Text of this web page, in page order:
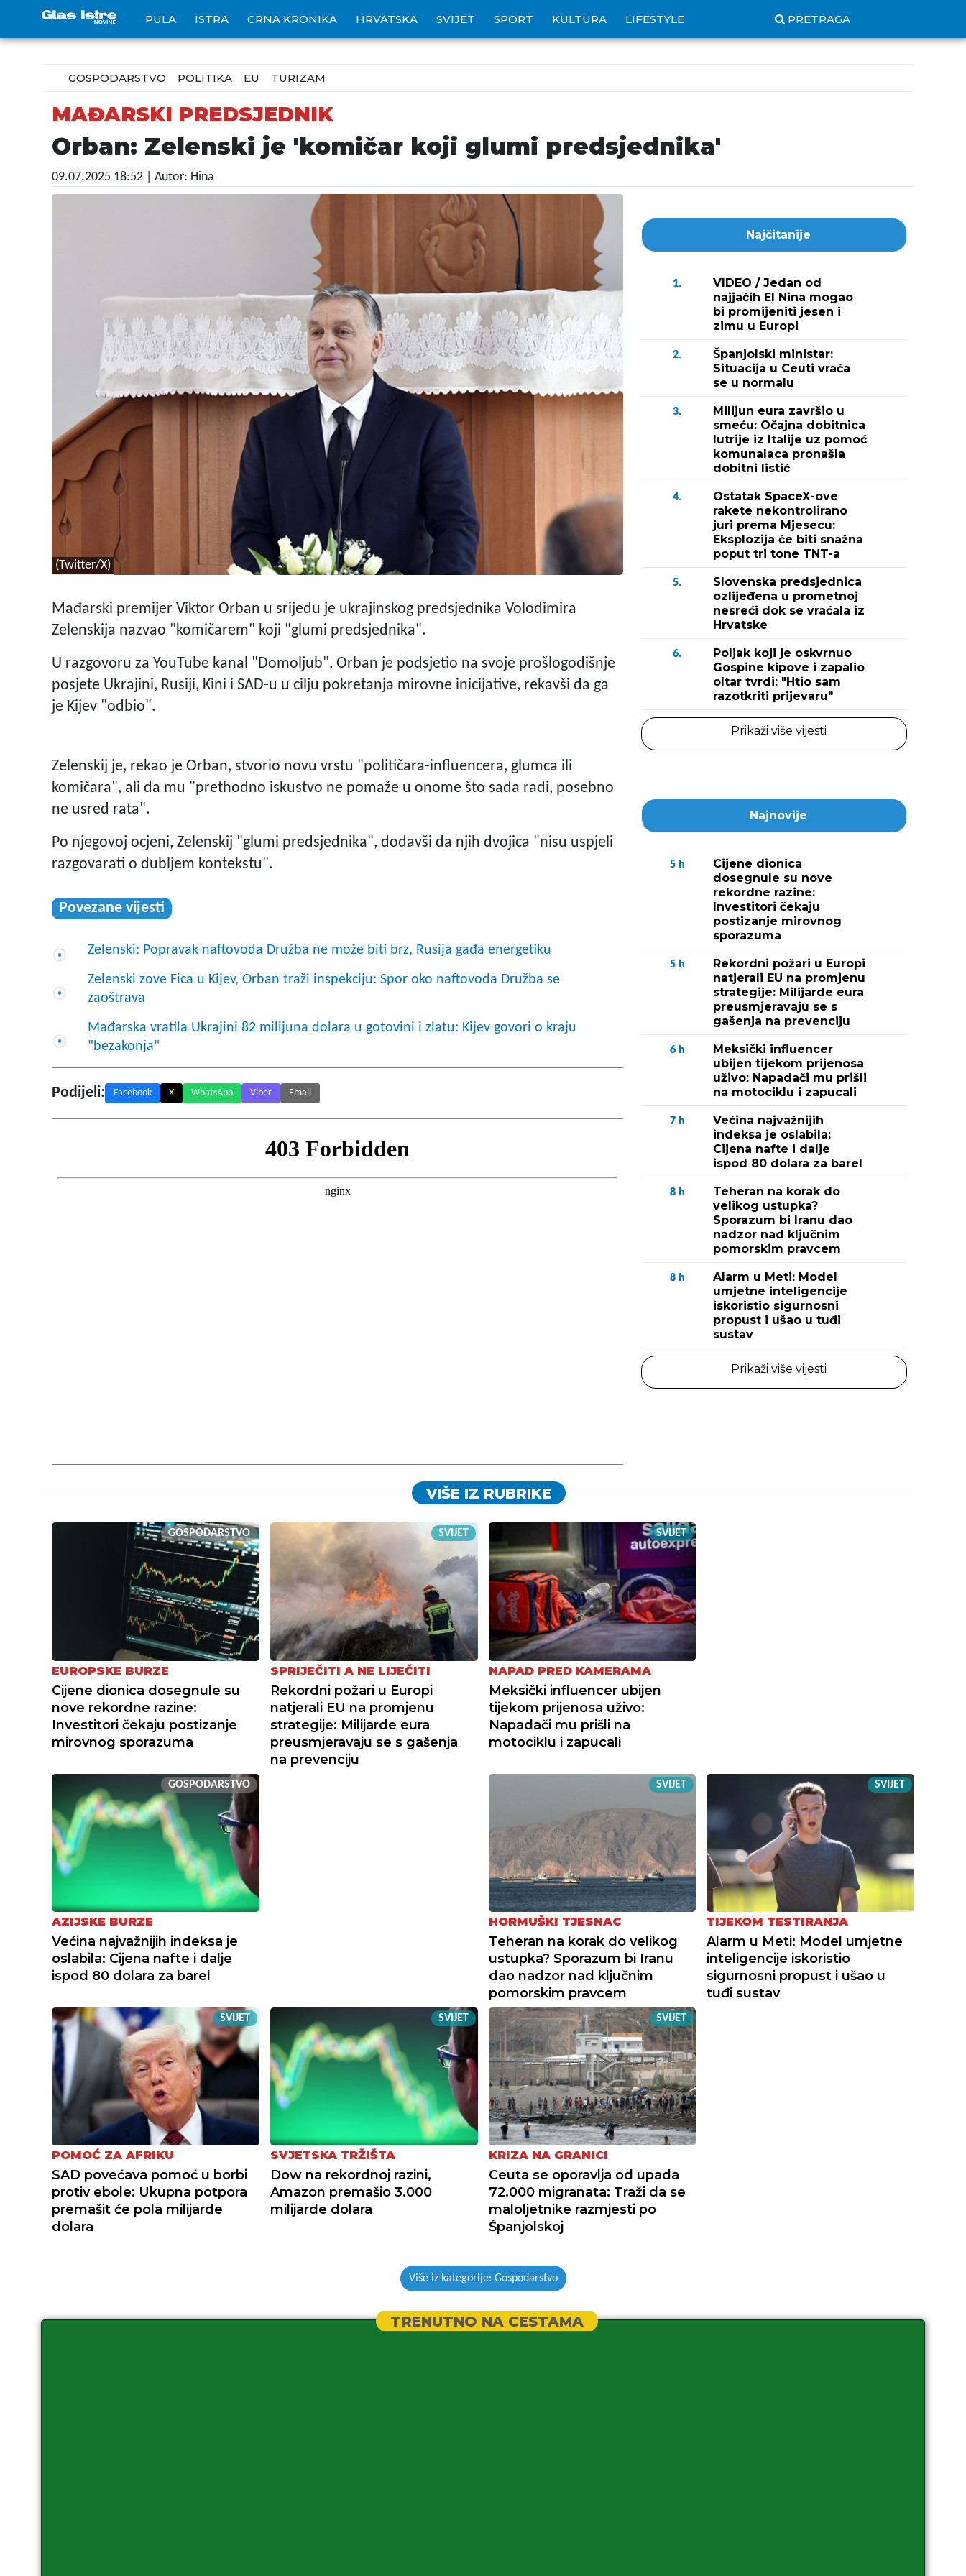
PULA ISTRA CRNA KRONIKA HRVATSKA SVIJET SPORT KULTURA LIFESTYLE PRETRAGA
GOSPODARSTVO POLITIKA EU TURIZAM
MAĐARSKI PREDSJEDNIK
Orban: Zelenski je 'komičar koji glumi predsjednika'
09.07.2025 18:52 | Autor: Hina
(Twitter/X)
Mađarski premijer Viktor Orban u srijedu je ukrajinskog predsjednika Volodimira
Zelenskija nazvao "komičarem" koji "glumi predsjednika".
U razgovoru za YouTube kanal "Domoljub", Orban je podsjetio na svoje prošlogodišnje
posjete Ukrajini, Rusiji, Kini i SAD-u u cilju pokretanja mirovne inicijative, rekavši da ga
je Kijev "odbio".
Zelenskij je, rekao je Orban, stvorio novu vrstu "političara-influencera, glumca ili
komičara", ali da mu "prethodno iskustvo ne pomaže u onome što sada radi, posebno
ne usred rata".
Po njegovoj ocjeni, Zelenskij "glumi predsjednika", dodavši da njih dvojica "nisu uspjeli
razgovarati o dubljem kontekstu".
Povezane vijesti
Zelenski: Popravak naftovoda Družba ne može biti brz, Rusija gađa energetiku
Zelenski zove Fica u Kijev, Orban traži inspekciju: Spor oko naftovoda Družba se
zaoštrava
Mađarska vratila Ukrajini 82 milijuna dolara u gotovini i zlatu: Kijev govori o kraju
"bezakonja"
Podijeli: Facebook X WhatsApp Viber Email
Najčitanije
1.
VIDEO / Jedan od
najjačih El Nina mogao
bi promijeniti jesen i
zimu u Europi
2.
Španjolski ministar:
Situacija u Ceuti vraća
se u normalu
3.
Milijun eura završio u
smeću: Očajna dobitnica
lutrije iz Italije uz pomoć
komunalaca pronašla
dobitni listić
4.
Ostatak SpaceX-ove
rakete nekontrolirano
juri prema Mjesecu:
Eksplozija će biti snažna
poput tri tone TNT-a
5.
Slovenska predsjednica
ozlijeđena u prometnoj
nesreći dok se vraćala iz
Hrvatske
6.
Poljak koji je oskvrnuo
Gospine kipove i zapalio
oltar tvrdi: "Htio sam
razotkriti prijevaru"
Prikaži više vijesti
Najnovije
5 h
Cijene dionica
dosegnule su nove
rekordne razine:
Investitori čekaju
postizanje mirovnog
sporazuma
5 h
Rekordni požari u Europi
natjerali EU na promjenu
strategije: Milijarde eura
preusmjeravaju se s
gašenja na prevenciju
6 h
Meksički influencer
ubijen tijekom prijenosa
uživo: Napadači mu prišli
na motociklu i zapucali
7 h
Većina najvažnijih
indeksa je oslabila:
Cijena nafte i dalje
ispod 80 dolara za barel
8 h
Teheran na korak do
velikog ustupka?
Sporazum bi Iranu dao
nadzor nad ključnim
pomorskim pravcem
8 h
Alarm u Meti: Model
umjetne inteligencije
iskoristio sigurnosni
propust i ušao u tuđi
sustav
Prikaži više vijesti
VIŠE IZ RUBRIKE
GOSPODARSTVO
EUROPSKE BURZE
Cijene dionica dosegnule su
nove rekordne razine:
Investitori čekaju postizanje
mirovnog sporazuma
SVIJET
SPRIJEČITI A NE LIJEČITI
Rekordni požari u Europi
natjerali EU na promjenu
strategije: Milijarde eura
preusmjeravaju se s gašenja
na prevenciju
SVIJET
NAPAD PRED KAMERAMA
Meksički influencer ubijen
tijekom prijenosa uživo:
Napadači mu prišli na
motociklu i zapucali
GOSPODARSTVO
AZIJSKE BURZE
Većina najvažnijih indeksa je
oslabila: Cijena nafte i dalje
ispod 80 dolara za barel
SVIJET
HORMUŠKI TJESNAC
Teheran na korak do velikog
ustupka? Sporazum bi Iranu
dao nadzor nad ključnim
pomorskim pravcem
SVIJET
TIJEKOM TESTIRANJA
Alarm u Meti: Model umjetne
inteligencije iskoristio
sigurnosni propust i ušao u
tuđi sustav
SVIJET
POMOĆ ZA AFRIKU
SAD povećava pomoć u borbi
protiv ebole: Ukupna potpora
premašit će pola milijarde
dolara
SVIJET
SVJETSKA TRŽIŠTA
Dow na rekordnoj razini,
Amazon premašio 3.000
milijarde dolara
SVIJET
KRIZA NA GRANICI
Ceuta se oporavlja od upada
72.000 migranata: Traži da se
maloljetnike razmjesti po
Španjolskoj
Više iz kategorije: Gospodarstvo
TRENUTNO NA CESTAMA